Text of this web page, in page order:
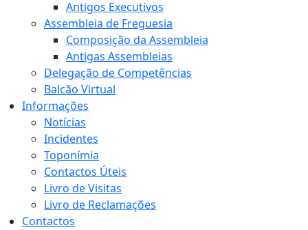
Antigos Executivos
Assembleia de Freguesia
Composição da Assembleia
Antigas Assembleias
Delegação de Competências
Balcão Virtual
Informações
Notícias
Incidentes
Toponímia
Contactos Úteis
Livro de Visitas
Livro de Reclamações
Contactos